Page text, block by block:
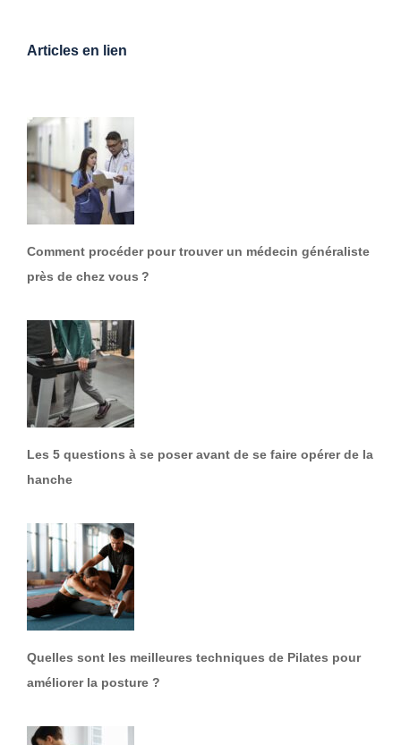
Articles en lien
Comment procéder pour trouver un médecin généraliste
près de chez vous ?
Les 5 questions à se poser avant de se faire opérer de la
hanche
Quelles sont les meilleures techniques de Pilates pour
améliorer la posture ?